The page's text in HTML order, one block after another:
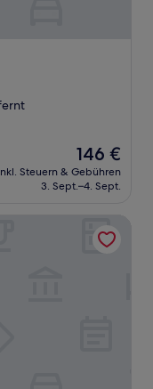
Der
Preis
beträgt
146 €
Steuern & Gebühren
3. Sept.–4. Sept.